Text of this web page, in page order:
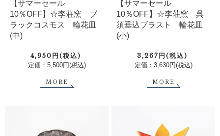
【サマーセール
10％OFF】☆李荘窯 ブ
ラックコスモス 輪花皿
(中)
4,950円(税込)
定価：5,500円(税込)
MORE
【サマーセール
10％OFF】☆李荘窯 呉
須垂込ブラスト 輪花皿
(小)
3,267円(税込)
定価：3,630円(税込)
MORE